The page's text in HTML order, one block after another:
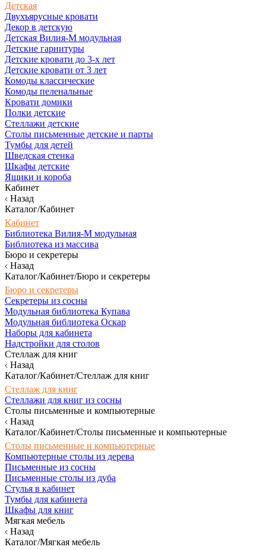
Детская
Двухъярусные кровати
Декор в детскую
Детская Вилия-М модульная
Детские гарнитуры
Детские кровати до 3-х лет
Детские кровати от 3 лет
Комоды классические
Комоды пеленальные
Кровати домики
Полки детские
Стеллажи детские
Столы письменные детские и парты
Тумбы для детей
Шведская стенка
Шкафы детские
Ящики и короба
Кабинет
Назад
Каталог/Кабинет
Кабинет
Библиотека Вилия-М модульная
Библиотека из массива
Бюро и секретеры
Назад
Каталог/Кабинет/Бюро и секретеры
Бюро и секретеры
Секретеры из сосны
Модульная библиотека Купава
Модульная библиотека Оскар
Наборы для кабинета
Надстройки для столов
Стеллаж для книг
Назад
Каталог/Кабинет/Стеллаж для книг
Стеллаж для книг
Стеллажи для книг из сосны
Столы письменные и компьютерные
Назад
Каталог/Кабинет/Столы письменные и компьютерные
Столы письменные и компьютерные
Компьютерные столы из дерева
Письменные из сосны
Письменные столы из дуба
Стулья в кабинет
Тумбы для кабинета
Шкафы для книг
Мягкая мебель
Назад
Каталог/Мягкая мебель